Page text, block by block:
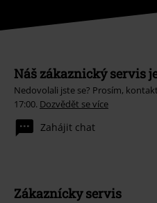
Náš zákaznický servis
Nedovolali jste se? Prosím,
17:00. Dozvědět se více
Zahájit chat
Zákaznícky servis